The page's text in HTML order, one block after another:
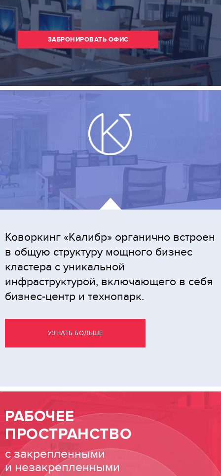
ЗАБРОНИРОВАТЬ ОФИС
Коворкинг «Калибр» органично встроен
в общую структуру мощного бизнес
кластера с уникальной
инфраструктурой, включающего в себя
бизнес-центр и технопарк.
УЗНАТЬ БОЛЬШЕ
РАБОЧЕЕ
ПРОСТРАНСТВО
с закрепленными
и незакрепленными